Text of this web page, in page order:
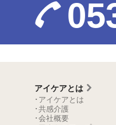
アイケアとは
･アイケアとは
･共感介護
･会社概要